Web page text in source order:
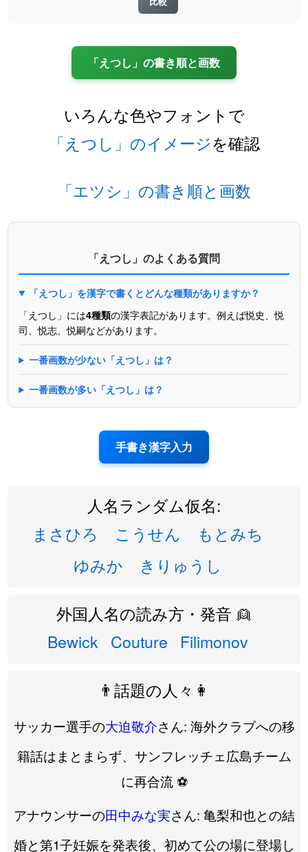
「えつし」の書き順と画数
いろんな色やフォントで
「えつし」のイメージを確認
「エツシ」の書き順と画数
「えつし」のよくある質問
「えつし」を漢字で書くとどんな種類がありますか？
「えつし」には4種類の漢字表記があります。例えば悦史、悦
司、悦志、悦嗣などがあります。
一番画数が少ない「えつし」は？
一番画数が多い「えつし」は？
手書き漢字入力
人名ランダム仮名:
まさひろ
こうせん
もとみち
ゆみか
きりゅうし
外国人名の読み方・発音 👱
Bewick Couture Filimonov
👨話題の人々👩
サッカー選手の大迫敬介さん: 海外クラブへの移
籍話はまとまらず、サンフレッチェ広島チーム
に再合流 ⚽️
アナウンサーの田中みな実さん: 亀梨和也との結
婚と第1子妊娠を発表後、初めて公の場に登場し